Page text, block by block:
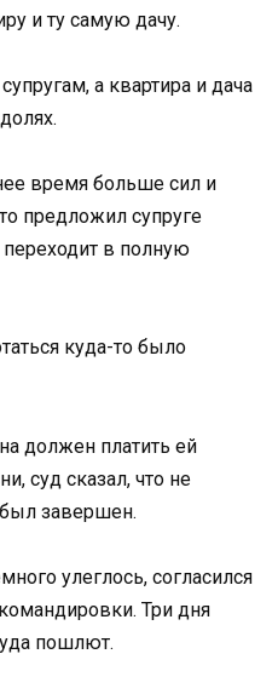
и ту самую дачу.
а квартира и дача
время больше сил и
предложил супруге
переходит в полную
куда-то было
должен платить ей
суд сказал, что не
завершен.
улеглось, согласился
Три дня
пошлют.